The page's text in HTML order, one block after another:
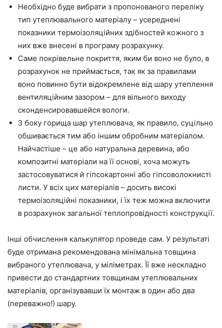
Необхідно буде вибрати з пропонованого переліку
тип утеплювального матеріалу – усереднені
показники термоізоляційних здібностей кожного з
них вже внесені в програму розрахунку.
Саме покрівельне покриття, яким би воно не було, в
розрахунок не приймається, так як за правилами
воно повинно бути відокремлене від шару утеплення
вентиляційним зазором – для вільного виходу
сконденсировавшейся вологи.
З боку горища шар утеплювача, як правило, суцільно
обшивається тим або іншим обробним матеріалом.
Найчастіше – це або натуральна деревина, або
композитні матеріали на її основі, хоча можуть
застосовуватися й гіпсокартонні або гіпсоволокнисті
листи. У всіх цих матеріалів – досить високі
термоізоляційні показники, і їх теж можна включити
в розрахунок загальної теплопровідності конструкції.
Інші обчислення калькулятор проведе сам. У результаті
буде отримана рекомендована мінімальна товщина
вибраного утеплювача, у міліметрах. Її вже нескладно
привести до стандартних товщинам утеплювальних
матеріалів, організувавши їх монтаж в один або два
(переважно!) шару.